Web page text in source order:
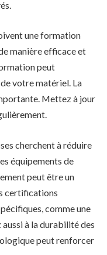
une formation
manière efficace et
peut
votre matériel. La
Mettez à jour
cherchent à réduire
équipements de
peut être un
certifications
comme une
aussi à la durabilité des
peut renforcer